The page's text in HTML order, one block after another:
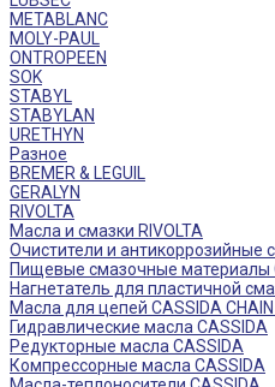
METABLANC
MOLY-PAUL
ONTROPEEN
SOK
STABYL
STABYLAN
URETHYN
Разное
BREMER & LEGUIL
GERALYN
RIVOLTA
Масла и смазки RIVOLTA
Очистители и антикоррозийные
Пищевые смазочные материалы
Нагнетатель для пластичной
Масла для цепей CASSIDA CHAIN
Гидравлические масла CASSIDA
Редукторные масла CASSIDA
Компрессорные масла CASSIDA